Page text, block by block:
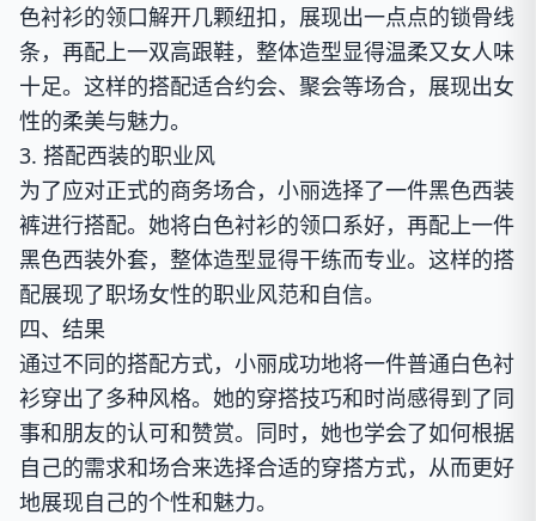
色衬衫的领口解开几颗纽扣，展现出一点点的锁骨线
条，再配上一双高跟鞋，整体造型显得温柔又女人味
十足。这样的搭配适合约会、聚会等场合，展现出女
性的柔美与魅力。
3. 搭配西装的职业风
为了应对正式的商务场合，小丽选择了一件黑色西装
裤进行搭配。她将白色衬衫的领口系好，再配上一件
黑色西装外套，整体造型显得干练而专业。这样的搭
配展现了职场女性的职业风范和自信。
四、结果
通过不同的搭配方式，小丽成功地将一件普通白色衬
衫穿出了多种风格。她的穿搭技巧和时尚感得到了同
事和朋友的认可和赞赏。同时，她也学会了如何根据
自己的需求和场合来选择合适的穿搭方式，从而更好
地展现自己的个性和魅力。